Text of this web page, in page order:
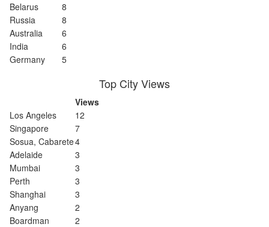
Belarus
8
Russia
8
Australia
6
India
6
Germany
5
Top City Views
Views
Los Angeles
12
Singapore
7
Sosua, Cabarete4
Adelaide
3
Mumbai
3
Perth
3
Shanghai
3
Anyang
2
Boardman
2